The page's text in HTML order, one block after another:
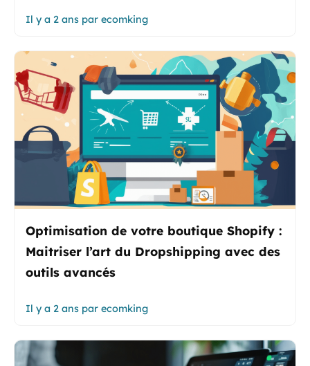
Il y a 2 ans par ecomking
Optimisation de votre boutique Shopify :
Maitriser l’art du Dropshipping avec des
outils avancés
Il y a 2 ans par ecomking